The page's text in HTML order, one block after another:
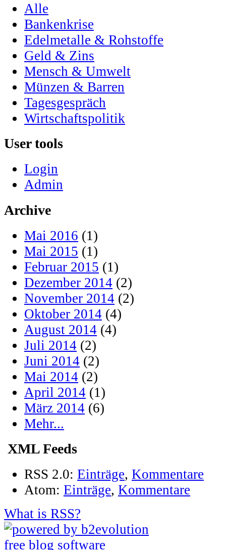
Alle
Bankenkrise
Edelmetalle & Rohstoffe
Geld & Zins
Mensch & Umwelt
Münzen & Barren
Tagesgespräch
Wirtschaftspolitik
User tools
Login
Admin
Archive
Mai 2016 (1)
Mai 2015 (1)
Februar 2015 (1)
Dezember 2014 (2)
November 2014 (2)
Oktober 2014 (4)
August 2014 (4)
Juli 2014 (2)
Juni 2014 (2)
Mai 2014 (2)
April 2014 (1)
März 2014 (6)
Mehr...
XML Feeds
RSS 2.0: Einträge, Kommentare
Atom: Einträge, Kommentare
What is RSS?